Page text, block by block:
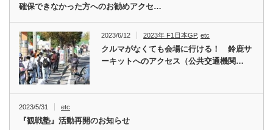
確保できなかった方へのお勧めアクセ…
2023/6/12 2023年 F1日本GP,etc
クルマがなくても会場に行ける！ 鈴鹿サ
ーキットへのアクセス（公共交通機関…
2023/5/31 etc
『観戦塾』活動再開のお知らせ